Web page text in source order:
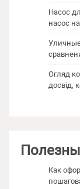
Насос
насос
Огляд
досвід,
Как